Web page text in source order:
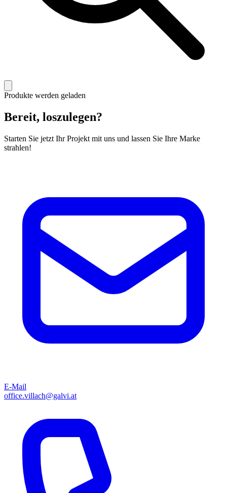
Produkte werden geladen
Bereit, loszulegen?
Starten Sie jetzt Ihr Projekt mit uns und lassen Sie Ihre Marke
strahlen!
E-Mail
office.villach@galvi.at